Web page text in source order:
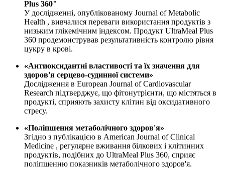
Plus 360"
У дослідженні, опублікованому Journal of Metabolic
Health , вивчалися переваги використання продуктів з
низьким глікемічним індексом. Продукт UltraMeal Plus
360 продемонстрував результативність контролю рівня
цукру в крові.
«Антиоксидантні властивості та їх значення для
здоров'я серцево-судинної системи»
Дослідження в European Journal of Cardiovascular
Research підтверджує, що фітонутрієнти, що містяться в
продукті, сприяють захисту клітин від оксидативного
стресу.
«Поліпшення метаболічного здоров'я»
Згідно з публікацією в American Journal of Clinical
Medicine , регулярне вживання білкових і клітинних
продуктів, подібних до UltraMeal Plus 360, сприяє
поліпшенню показників метаболічного здоров'я.